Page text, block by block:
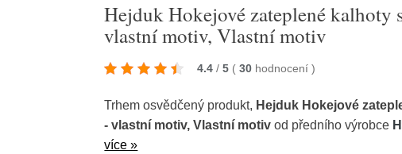
Hejduk Hokejové zateplené kalhoty
vlastní motiv, Vlastní motiv
4.4 / 5 ( 30 hodnocení)
Trhem osvědčený produkt, Hejduk Hokejové
- vlastní motiv, Vlastní motiv od předního výrobce
více »